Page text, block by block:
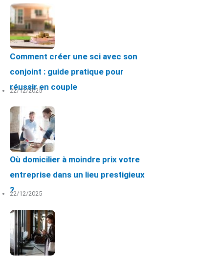
Comment créer une sci avec son
conjoint : guide pratique pour
réussir en couple
22/12/2025
Où domicilier à moindre prix votre
entreprise dans un lieu prestigieux
?
22/12/2025